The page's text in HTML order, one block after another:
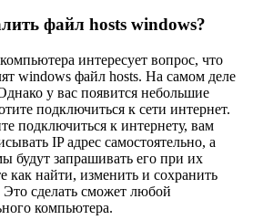
файл hosts windows?
интересует вопрос, что
windows файл hosts. На самом деле
у вас появится небольшие
подключиться к сети интернет.
подключиться к интернету, вам
IP адрес самостоятельно, а
будут запрашивать его при их
как найти, изменить и сохранить
сделать сможет любой
компьютера.